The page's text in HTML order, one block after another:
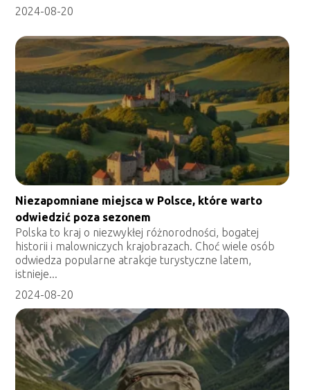
2024-08-20
Niezapomniane miejsca w Polsce, które warto
odwiedzić poza sezonem
Polska to kraj o niezwykłej różnorodności, bogatej
historii i malowniczych krajobrazach. Choć wiele osób
odwiedza popularne atrakcje turystyczne latem,
istnieje...
2024-08-20